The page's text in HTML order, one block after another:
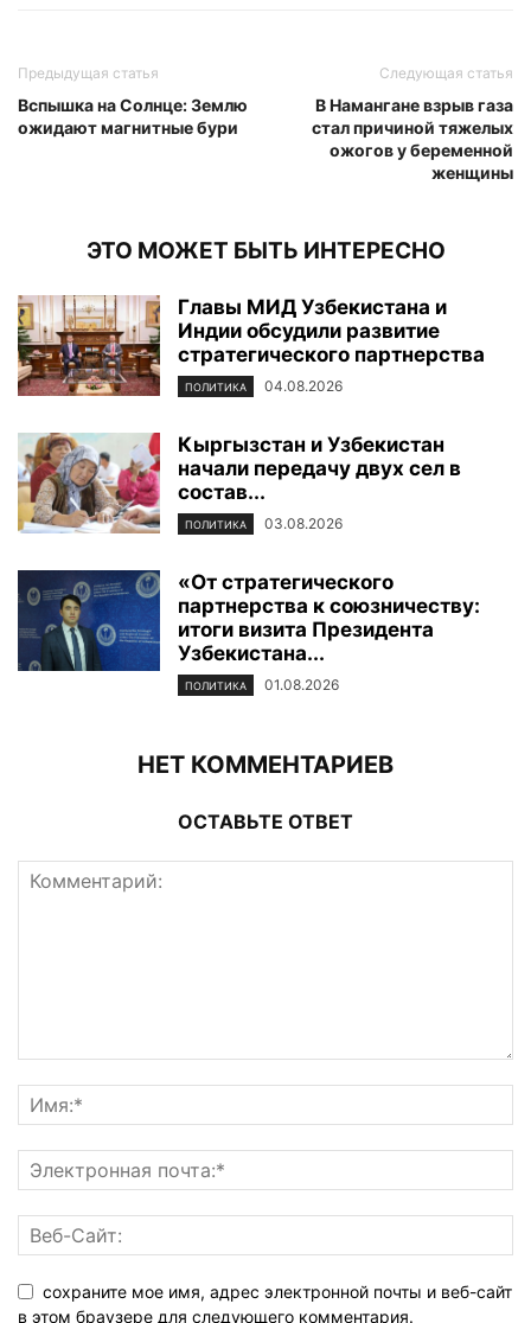
Предыдущая статья
Вспышка на Солнце: Землю
ожидают магнитные бури
Следующая статья
В Намангане взрыв газа
стал причиной тяжелых
ожогов у беременной
женщины
ЭТО МОЖЕТ БЫТЬ ИНТЕРЕСНО
Главы МИД Узбекистана и
Индии обсудили развитие
стратегического партнерства
ПОЛИТИКА 04.08.2026
Кыргызстан и Узбекистан
начали передачу двух сел в
состав...
ПОЛИТИКА 03.08.2026
«От стратегического
партнерства к союзничеству:
итоги визита Президента
Узбекистана...
ПОЛИТИКА 01.08.2026
НЕТ КОММЕНТАРИЕВ
ОСТАВЬТЕ ОТВЕТ
сохраните мое имя, адрес электронной почты и веб-сайт
в этом браузере для следующего комментария.